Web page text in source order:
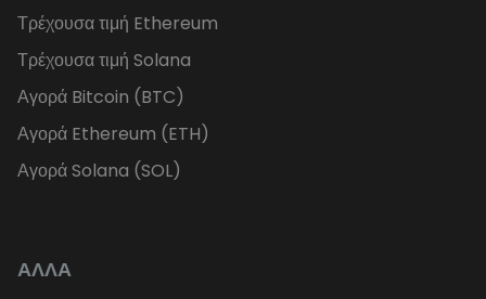
Τρέχουσα τιμή Ethereum
Τρέχουσα τιμή Solana
Αγορά Bitcoin (BTC)
Αγορά Ethereum (ETH)
Αγορά Solana (SOL)
ΑΛΛΑ